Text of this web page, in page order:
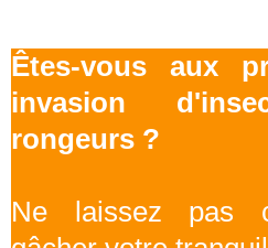
Êtes-vous aux
invasion
rongeurs ?
Ne laissez pas